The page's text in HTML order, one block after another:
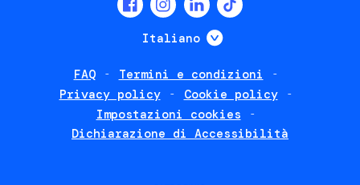
Italiano Mostra ulteriori
FAQ
Termini e condizioni
Privacy policy
Cookie policy
Impostazioni cookies
Dichiarazione di Accessibilità